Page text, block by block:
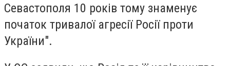
Севастополя 10 років тому знаменує
початок тривалої агресії Росії проти
України".